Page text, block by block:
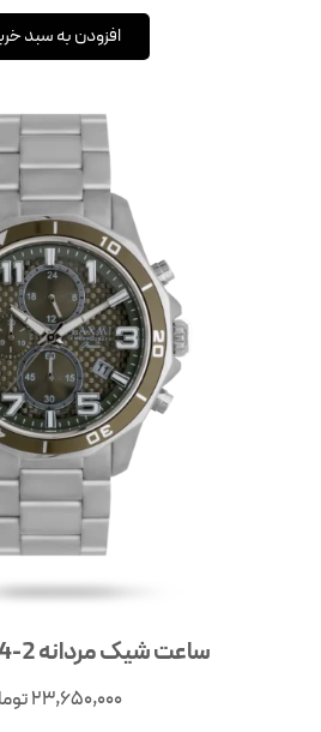
افزودن به سبد خرید
ساعت شیک مردانه Laxmi 8184-2
23,650,000تومان